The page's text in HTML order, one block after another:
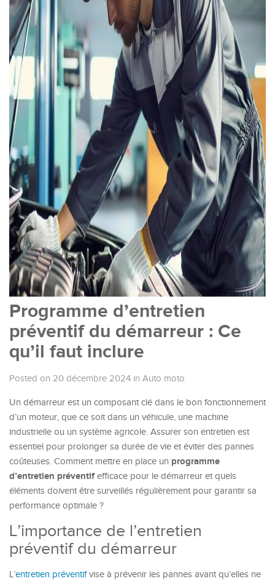
Programme d’entretien
préventif du démarreur : Ce
qu’il faut inclure
Posted on 20 décembre 2024 in Auto moto
Un démarreur est un composant clé dans le bon fonctionnement
d’un moteur, que ce soit dans un véhicule, une machine
industrielle ou un système agricole. Assurer son entretien est
essentiel pour prolonger sa durée de vie et éviter des pannes
coûteuses. Comment mettre en place un programme
d’entretien préventifefficace pour le démarreur et quels
éléments doivent être surveillés régulièrement pour garantir sa
performance optimale ?
L’importance de l’entretien
préventif du démarreur
L’entretien préventifvise à prévenir les pannes avant qu’elles ne